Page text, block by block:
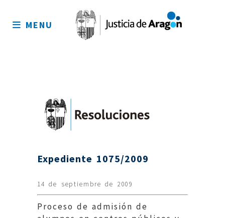
sitio
MENU
Expediente 1075/2009
14 de septiembre de 2009
Proceso de admisión de